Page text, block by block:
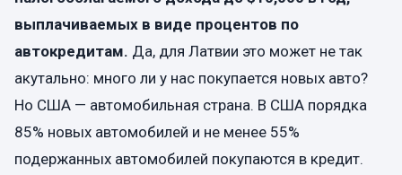
выплачиваемых в виде процентов по
автокредитам. Да, для Латвии это может не так
акутально: много ли у нас покупается новых авто?
Но США — автомобильная страна. В США порядка
85% новых автомобилей и не менее 55%
подержанных автомобилей покупаются в кредит.